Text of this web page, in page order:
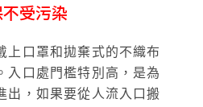
受污染
上口罩和拋棄式的不織布
入口處門檻特別高，是為
出，如果要從人流入口搬